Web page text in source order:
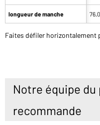
longueur de manche
Faites défiler horizontalement
Notre équipe
recommande